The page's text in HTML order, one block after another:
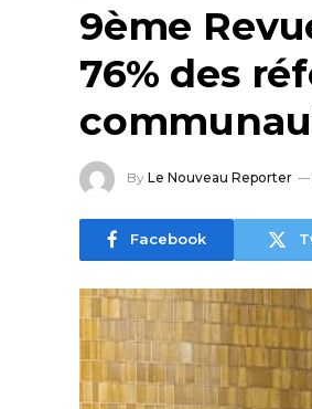
9ème
76% des
By Le Nouveau Reporter
Facebook